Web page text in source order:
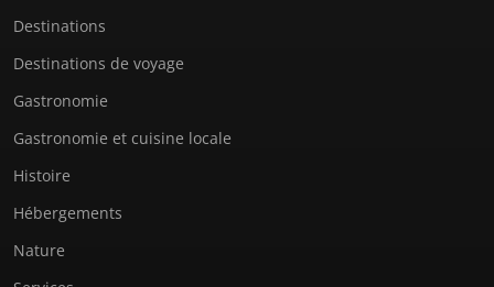
Destinations
Destinations de voyage
Gastronomie
Gastronomie et cuisine locale
Histoire
Hébergements
Nature